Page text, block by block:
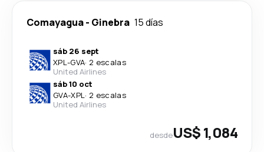
Comayagua- Ginebra 15 días
sáb 26 sept
XPL-GVA· 2 escalas
United Airlines
sáb 10 oct
GVA-XPL· 2 escalas
United Airlines
desdeUS$ 1,084